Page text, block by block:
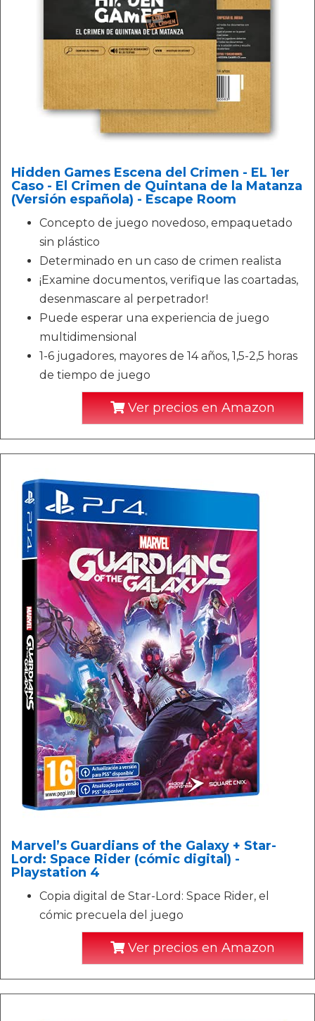
Hidden Games Escena del Crimen - EL 1er
Caso - El Crimen de Quintana de la Matanza
(Versión española) - Escape Room
Concepto de juego novedoso, empaquetado
sin plástico
Determinado en un caso de crimen realista
¡Examine documentos, verifique las coartadas,
desenmascare al perpetrador!
Puede esperar una experiencia de juego
multidimensional
1-6 jugadores, mayores de 14 años, 1,5-2,5 horas
de tiempo de juego
Ver precios en Amazon
Marvel’s Guardians of the Galaxy + Star-
Lord: Space Rider (cómic digital) -
Playstation 4
Copia digital de Star-Lord: Space Rider, el
cómic precuela del juego
Ver precios en Amazon